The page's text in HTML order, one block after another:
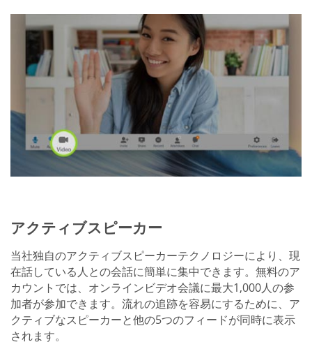
アクティブスピーカー
当社独自のアクティブスピーカーテクノロジーにより、現
在話している人との会話に簡単に集中できます。無料のア
カウントでは、オンラインビデオ会議に最大1,000人の参
加者が参加できます。流れの追跡を容易にするために、ア
クティブなスピーカーと他の5つのフィードが同時に表示
されます。